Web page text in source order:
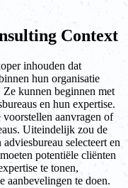
Context
inhouden dat
hun organisatie
kunnen beginnen met
en hun expertise.
aanvragen of
Uiteindelijk zou de
selecteert en
potentiële cliënten
te tonen,
aanbevelingen te doen.